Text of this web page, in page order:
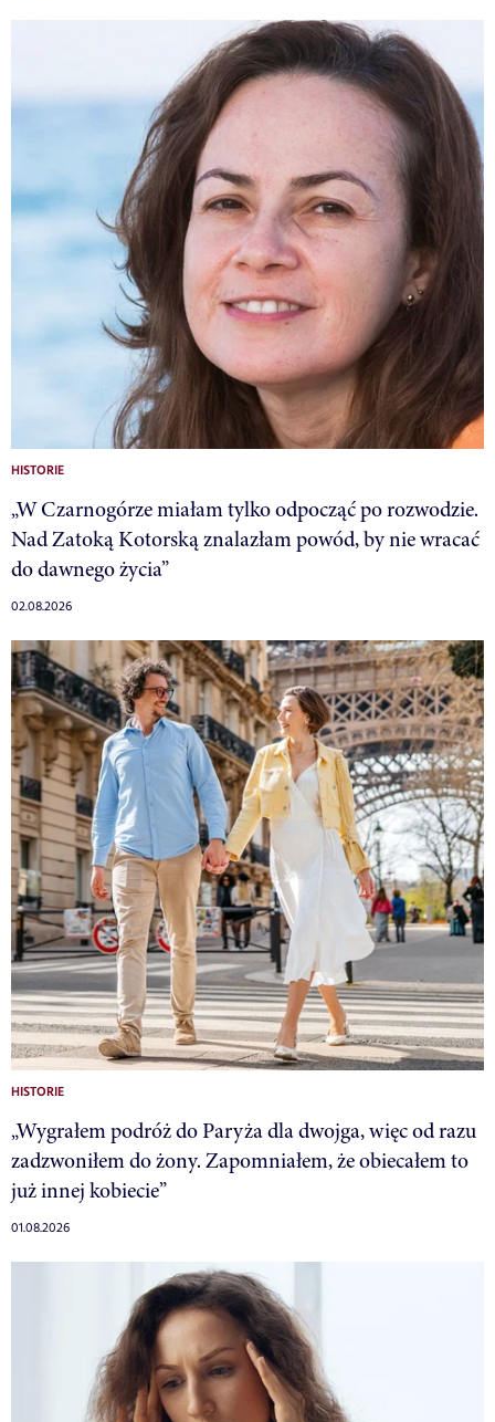
HISTORIE
„W Czarnogórze miałam tylko odpocząć po rozwodzie.
Nad Zatoką Kotorską znalazłam powód, by nie wracać
do dawnego życia”
02.08.2026
HISTORIE
„Wygrałem podróż do Paryża dla dwojga, więc od razu
zadzwoniłem do żony. Zapomniałem, że obiecałem to
już innej kobiecie”
01.08.2026